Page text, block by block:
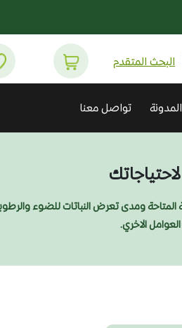
البحث المتقدم
المدونة تواصل معنا
لاحتياجاتك
ومدى تعرض النباتات للضوء
الاخري.